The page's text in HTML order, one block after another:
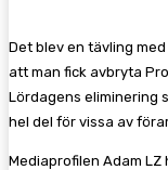
Det blev en tävling
att man fick avbryta
Lördagens eliminering
hel del för vissa av
Mediaprofilen Adam